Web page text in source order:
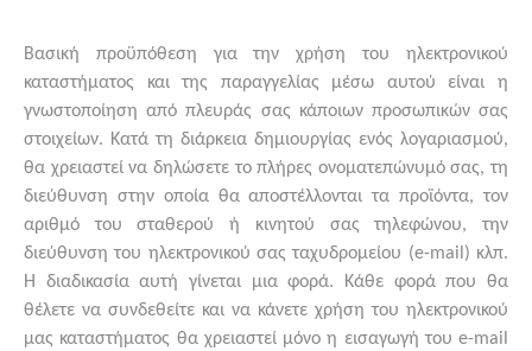
Βασική προϋπόθεση για την χρήση του ηλεκτρονικού
καταστήματος και της παραγγελίας μέσω αυτού είναι η
γνωστοποίηση από πλευράς σας κάποιων προσωπικών σας
στοιχείων. Κατά τη διάρκεια δημιουργίας ενός λογαριασμού,
θα χρειαστεί να δηλώσετε το πλήρες ονοματεπώνυμό σας, τη
διεύθυνση στην οποία θα αποστέλλονται τα προϊόντα, τον
αριθμό του σταθερού ή κινητού σας τηλεφώνου, την
διεύθυνση του ηλεκτρονικού σας ταχυδρομείου (e-mail) κλπ.
Η διαδικασία αυτή γίνεται μια φορά. Κάθε φορά που θα
θέλετε να συνδεθείτε και να κάνετε χρήση του ηλεκτρονικού
μας καταστήματος θα χρειαστεί μόνο η εισαγωγή του e-mail